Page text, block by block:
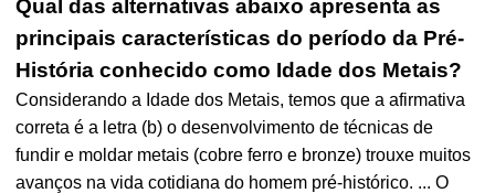
Qual das alternativas abaixo apresenta as
principais características do período da Pré-
História conhecido como Idade dos Metais?
Considerando a Idade dos Metais, temos que a afirmativa
correta é a letra (b) o desenvolvimento de técnicas de
fundir e moldar metais (cobre ferro e bronze) trouxe muitos
avanços na vida cotidiana do homem pré-histórico. ... O